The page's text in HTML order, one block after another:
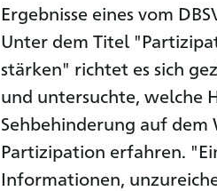
Ergebnisse eines vom
Unter dem Titel
stärken" richtet es sich
und untersuchte, welche
Sehbehinderung auf
Partizipation erfahren.
Informationen,